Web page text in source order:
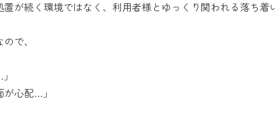
が続く環境ではなく、利用者様とゆっくり関われる落ち着
で、
が心配…」